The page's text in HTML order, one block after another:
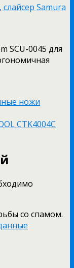
Samura
SCU-0045 для
ножи
CTK4004C
со спамом.